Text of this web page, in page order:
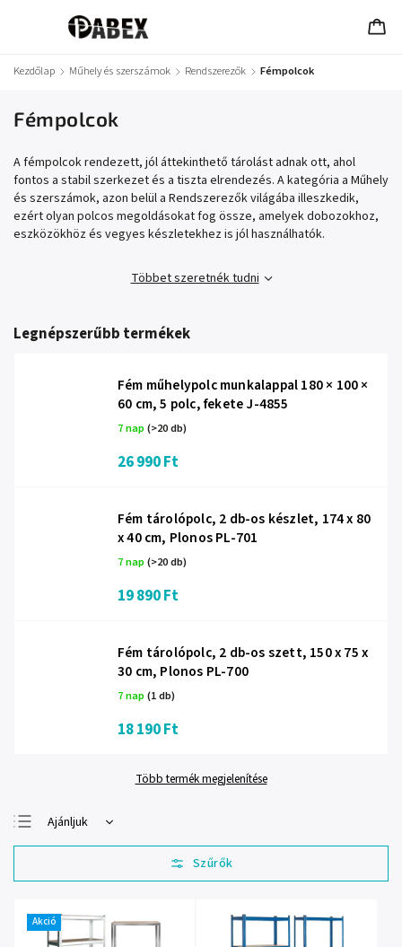
Kezdőlap / Műhely és szerszámok / Rendszerezők / Fémpolcok
Fémpolcok
A fémpolcok rendezett, jól áttekinthető tárolást adnak ott, ahol
fontos a stabil szerkezet és a tiszta elrendezés. A kategória a Műhely
és szerszámok, azon belül a Rendszerezők világába illeszkedik,
ezért olyan polcos megoldásokat fog össze, amelyek dobozokhoz,
eszközökhöz és vegyes készletekhez is jól használhatók.
Többet szeretnék tudni
Legnépszerűbb termékek
Fém műhelypolc munkalappal 180 × 100 ×
60 cm, 5 polc, fekete J-4855
7 nap(>20 db)
26 990 Ft
Fém tárolópolc, 2 db-os készlet, 174 x 80
x 40 cm, Plonos PL-701
7 nap(>20 db)
19 890 Ft
Fém tárolópolc, 2 db-os szett, 150 x 75 x
30 cm, Plonos PL-700
7 nap(1 db)
18 190 Ft
Több termék megjelenítése
Ajánljuk
Legolcsóbb elöl
Legdrágább
termékek
ABC szerint
Akció